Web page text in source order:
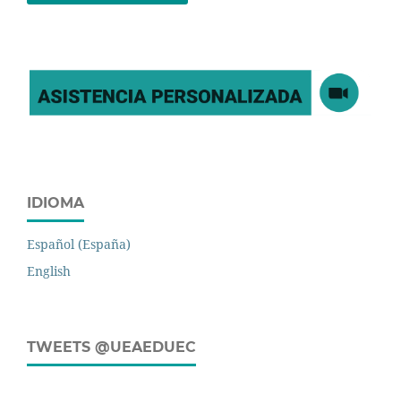
IDIOMA
Español (España)
English
TWEETS @UEAEDUEC